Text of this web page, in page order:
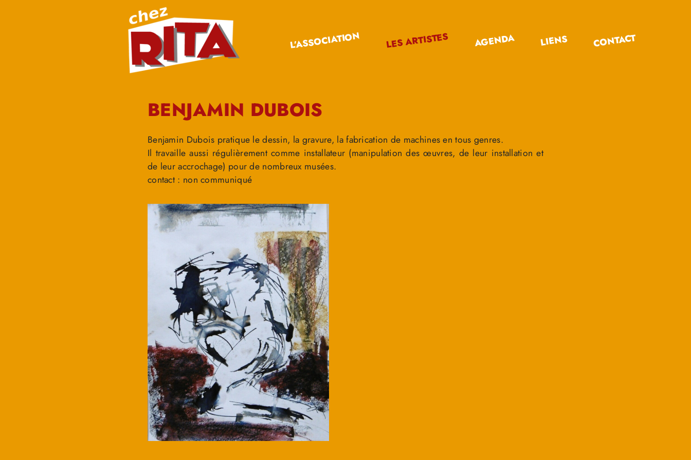
L’ASSOCIATION LES ARTISTES AGENDA LIENS CONTACT
BENJAMIN DUBOIS
Benjamin Dubois pratique le dessin, la gravure, la fabrication de machines en tous genres.
Il travaille aussi régulièrement comme installateur (manipulation des œuvres, de leur installation et
de leur accrochage) pour de nombreux musées.
contact : non communiqué